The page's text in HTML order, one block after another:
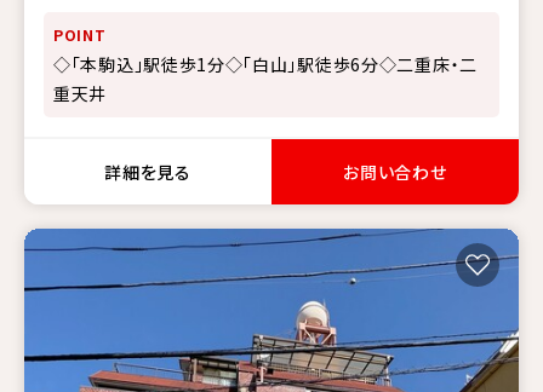
POINT
◇「本駒込」駅徒歩1分◇「白山」駅徒歩6分◇二重床・二
重天井
詳細を見る お問い合わせ